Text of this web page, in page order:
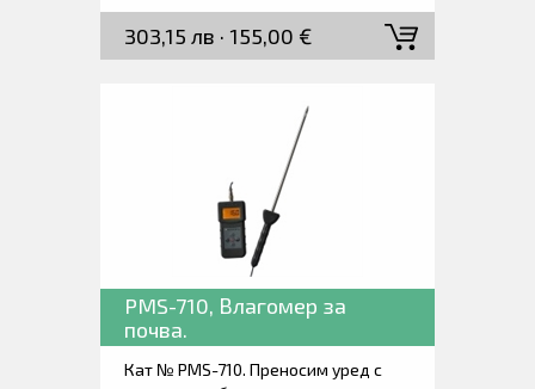
живот, ниско забавяне, стабилност
и автоматична температурна
компенсация. Голям екранен
енергия. Доставя се заедно с
измервателната пробивна сонда,
зарядно устройство и ръководство
303,15 лв · 155,00 €
PMS-710, Влагомер за
почва.
Кат № PMS-710. Преносим уред с